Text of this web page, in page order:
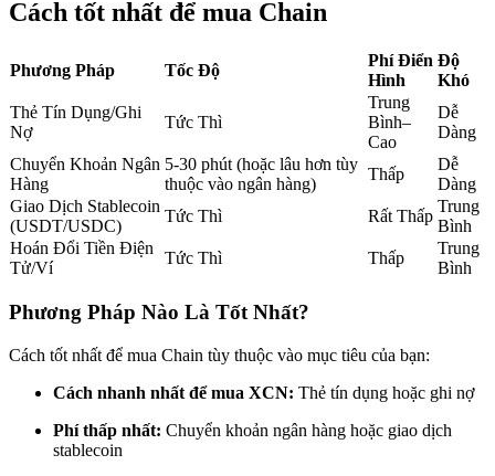
Sao chép Giao dịch
Tham gia cùng các nhà giao dịch hàng đầu
Trở thành Nhà giao dịch Sao chép
Cách tốt nhất để mua Chain
Phương Pháp Tốc Độ
Phí Điển
Hình
Độ
Khó
Thẻ Tín Dụng/Ghi
Nợ
Tức Thì
Trung
Bình–
Cao
Dễ
Dàng
Chuyển Khoản Ngân
Hàng
5-30 phút (hoặc lâu hơn tùy
thuộc vào ngân hàng)
Thấp
Dễ
Dàng
Giao Dịch Stablecoin
(USDT/USDC)
Tức Thì Rất Thấp
Trung
Bình
Hoán Đổi Tiền Điện
Tử/Ví
Tức Thì Thấp
Trung
Bình
Phương Pháp Nào Là Tốt Nhất?
Cách tốt nhất để mua Chain tùy thuộc vào mục tiêu của bạn:
Cách nhanh nhất để mua XCN: Thẻ tín dụng hoặc ghi nợ
Phí thấp nhất: Chuyển khoản ngân hàng hoặc giao dịch
stablecoin